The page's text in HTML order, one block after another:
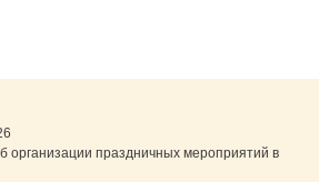
организации праздничных мероприятий в